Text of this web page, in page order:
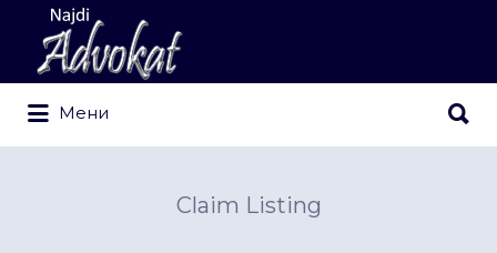
Search
for:
Мени
for:
Claim Listing